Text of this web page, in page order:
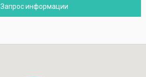
Запрос информации